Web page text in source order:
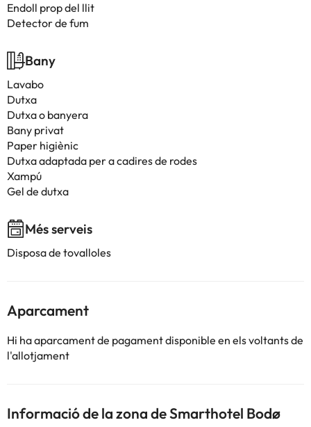
Endoll prop del llit
Detector de fum
Bany
Lavabo
Dutxa
Dutxa o banyera
Bany privat
Paper higiènic
Dutxa adaptada per a cadires de rodes
Xampú
Gel de dutxa
Més serveis
Disposa de tovalloles
Aparcament
Hi ha aparcament de pagament disponible en els voltants de
l'allotjament
Informació de la zona de Smarthotel Bodø